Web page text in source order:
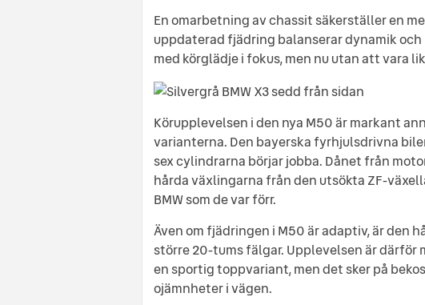
En omarbetning av chassit säkerställer en
uppdaterad fjädring balanserar dynamik
med körglädje i fokus, men nu utan att vara
Körupplevelsen i den nya M50 är markant
varianterna. Den bayerska fyrhjulsdrivna
sex cylindrarna börjar jobba. Dånet från
hårda växlingarna från den utsökta ZF-
BMW som de var förr.
Även om fjädringen i M50 är adaptiv, är den
större 20-tums fälgar. Upplevelsen är därför
en sportig toppvariant, men det sker på
ojämnheter i vägen.